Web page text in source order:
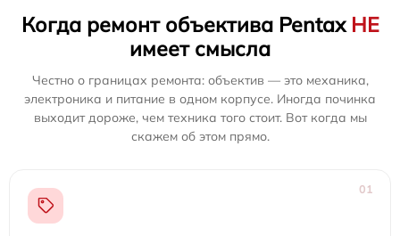
Когда ремонт объектива Pentax НЕ
имеет смысла
Честно о границах ремонта: объектив — это механика,
электроника и питание в одном корпусе. Иногда починка
выходит дороже, чем техника того стоит. Вот когда мы
скажем об этом прямо.
01